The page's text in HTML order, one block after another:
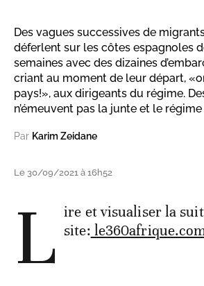
Des vagues successives de
déferlent sur les côtes espagnoles
semaines avec des dizaines
criant au moment de leur départ,
pays!», aux dirigeants du régime.
n’émeuvent pas la junte et le
Par Karim Zeidane
Le 30/09/2021 à 16h52
L ire et visualiser la
site: